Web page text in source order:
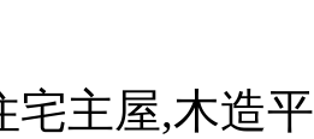
宅主屋,木造